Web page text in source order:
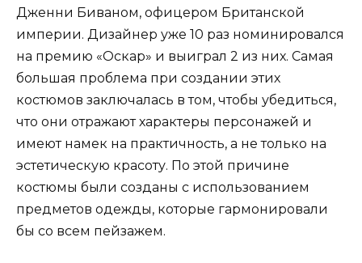
Дженни Биваном, офицером Британской
империи. Дизайнер уже 10 раз номинировался
на премию «Оскар» и выиграл 2 из них. Самая
большая проблема при создании этих
костюмов заключалась в том, чтобы убедиться,
что они отражают характеры персонажей и
имеют намек на практичность, а не только на
эстетическую красоту. По этой причине
костюмы были созданы с использованием
предметов одежды, которые гармонировали
бы со всем пейзажем.